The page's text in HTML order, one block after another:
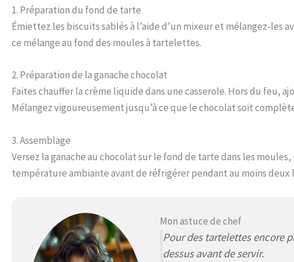
1. Préparation du fond de tarte
Émiettez les biscuits sablés à l’aide d’un mixeur et mélangez-les
ce mélange au fond des moules à tartelettes.
2. Préparation de la ganache chocolat
Faites chauffer la crème liquide dans une casserole. Hors du feu,
Mélangez vigoureusement jusqu’à ce que le chocolat soit
3. Assemblage
Versez la ganache au chocolat sur le fond de tarte dans les
température ambiante avant de réfrigérer pendant au moins deux
Mon astuce de chef
Pour des tartelettes encore
dessus avant de servir.